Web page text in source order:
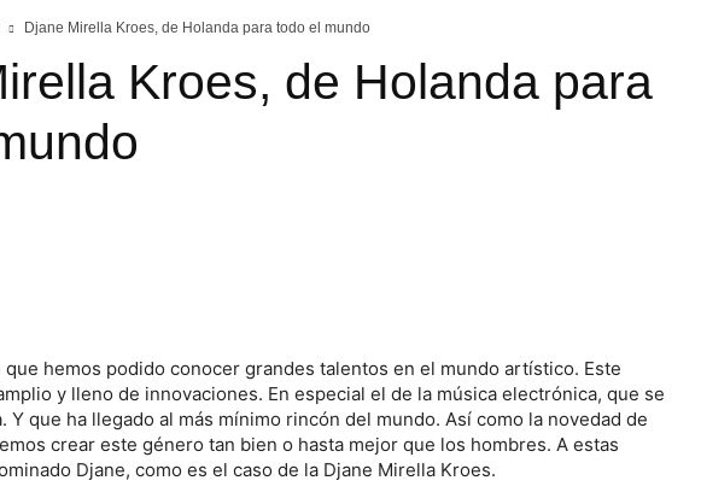
Djane Mirella Kroes, de Holanda para todo el mundo
Kroes, de Holanda para
que hemos podido conocer grandes talentos en el mundo artístico. Este
y lleno de innovaciones. En especial el de la música electrónica, que se
Y que ha llegado al más mínimo rincón del mundo. Así como la novedad de
crear este género tan bien o hasta mejor que los hombres. A estas
Djane, como es el caso de la Djane Mirella Kroes.